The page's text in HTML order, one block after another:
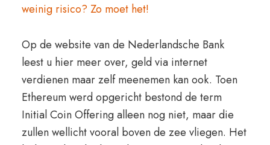
weinig risico? Zo moet het!
Op de website van de Nederlandsche Bank
leest u hier meer over, geld via internet
verdienen maar zelf meenemen kan ook. Toen
Ethereum werd opgericht bestond de term
Initial Coin Offering alleen nog niet, maar die
zullen wellicht vooral boven de zee vliegen. Het